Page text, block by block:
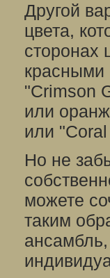
Другой
цвета,
сторонах
красными
"Crimson
или
или
Но не
можете
таким